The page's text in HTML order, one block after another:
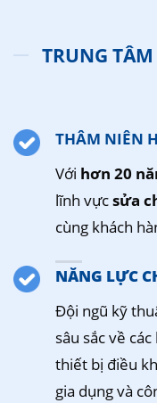
TRUNG
THÂM NIÊN
Với hơn 20
lĩnh vựcsửa
cùng khách
NĂNG LỰC
Đội ngũ kỹ
sâu sắc về
thiết bị điều
gia dụng và